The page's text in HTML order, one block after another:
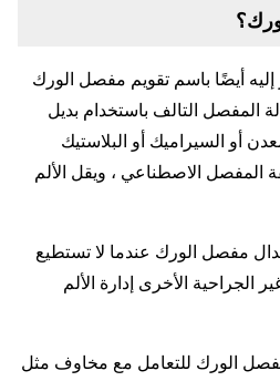
إليه أيضًا باسم تقويم مفصل الورك
المفصل التالف باستخدام بديل
أو السيراميك أو البلاستيك
الاصطناعي ، ويقل الألم
مفصل الورك عندما لا تستطيع
الجراحية الأخرى إدارة الألم
مفصل الورك للتعامل مع مخاوف مثل